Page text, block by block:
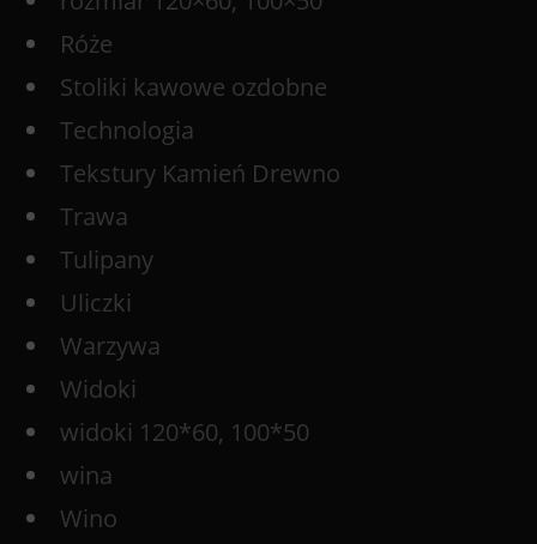
Róże
Stoliki kawowe ozdobne
Technologia
Tekstury Kamień Drewno
Trawa
Tulipany
Uliczki
Warzywa
Widoki
widoki 120*60, 100*50
wina
Wino